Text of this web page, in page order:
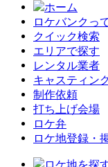
ホーム
ロケバンクっ
クイック検索
エリアで探す
レンタル業者
キャスティン
制作依頼
打ち上げ会場
ロケ弁
ロケ地登録・